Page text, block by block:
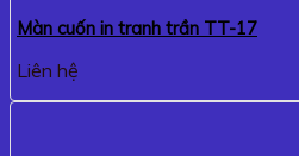
Màn cuốn in tranh trần TT-17
Liên hệ